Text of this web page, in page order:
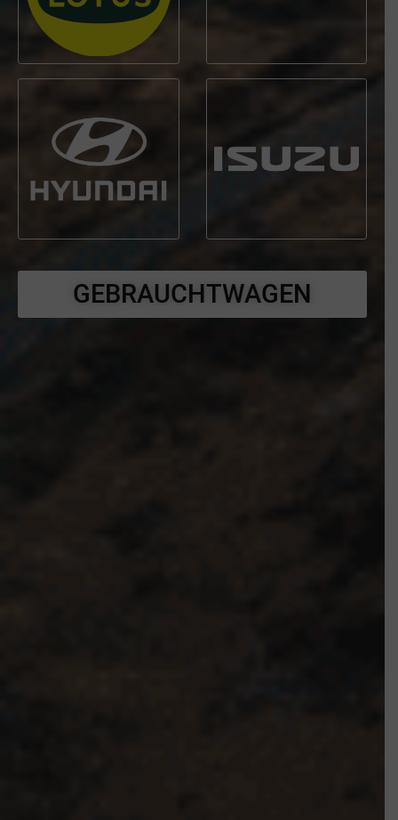
GEBRAUCHTWAGEN